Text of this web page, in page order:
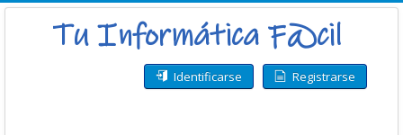
Identificarse Registrarse